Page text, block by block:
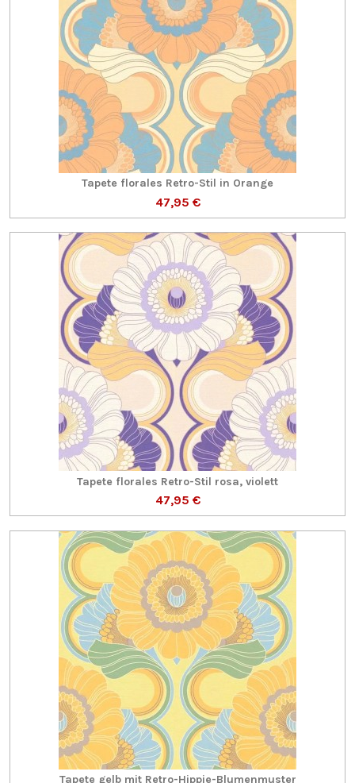
Tapete florales Retro-Stil in Orange
47,95 €
Tapete florales Retro-Stil rosa, violett
47,95 €
Tapete gelb mit Retro-Hippie-Blumenmuster